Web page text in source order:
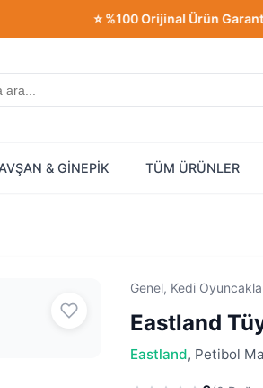
⭐ %100 Orijinal Ürün Garantisi!
& GİNEPİK TÜM ÜRÜNLER
Genel, Kedi
Eastland
Eastland, Petibol